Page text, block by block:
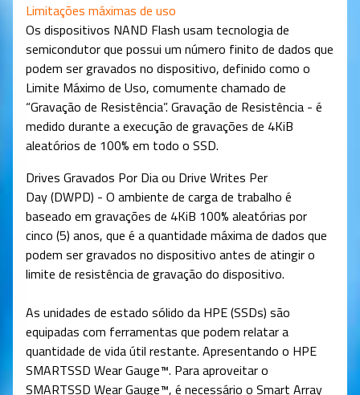
Limitações máximas de uso
Os dispositivos NAND Flash usam tecnologia de
semicondutor que possui um número finito de dados que
podem ser gravados no dispositivo, definido como o
Limite Máximo de Uso, comumente chamado de
“Gravação de Resistência”. Gravação de Resistência - é
medido durante a execução de gravações de 4KiB
aleatórios de 100% em todo o SSD.
Drives Gravados Por Dia ou Drive Writes Per
Day (DWPD) - O ambiente de carga de trabalho é
baseado em gravações de 4KiB 100% aleatórias por
cinco (5) anos, que é a quantidade máxima de dados que
podem ser gravados no dispositivo antes de atingir o
limite de resistência de gravação do dispositivo.
As unidades de estado sólido da HPE (SSDs) são
equipadas com ferramentas que podem relatar a
quantidade de vida útil restante. Apresentando o HPE
SMARTSSD Wear Gauge™. Para aproveitar o
SMARTSSD Wear Gauge™, é necessário o Smart Array